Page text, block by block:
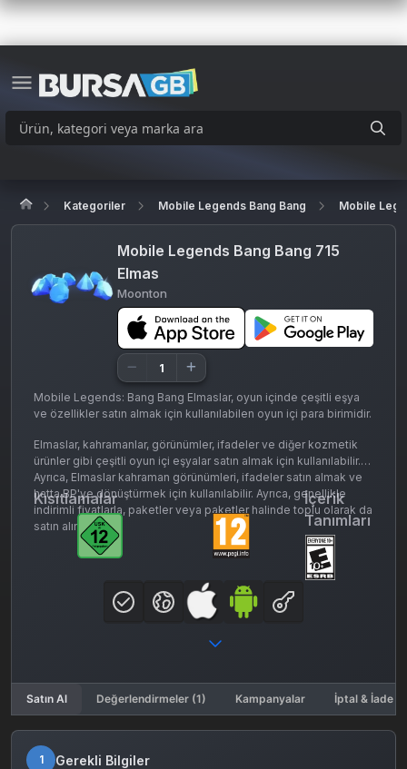
Kategoriler Mobile Legends Bang Bang Mobile
Mobile Legends Bang Bang 715
Elmas
Moonton
Mobile Legends: Bang Bang Elmaslar, oyun içinde çeşitli eşya
ve özellikler satın almak için kullanılabilen oyun içi para birimidir.
Elmaslar, kahramanlar, görünümler, ifadeler ve diğer kozmetik
ürünler gibi çeşitli oyun içi eşyalar satın almak için kullanılabilir.
Ayrıca, Elmaslar kahraman görünümleri, ifadeler satın almak ve
hatta BP'ye dönüştürmek için kullanılabilir. Ayrıca, genellikle
indirimli fiyatlarla, paketler veya paketler halinde toplu olarak da
satın alınabilirler.
Kısıtlamalar
İçerik
Tanımları
Satın Al Değerlendirmeler (1) Kampanyalar İptal & İade
1 Gerekli Bilgiler